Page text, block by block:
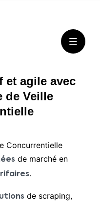
et agile avec
de Veille
Concurrentielle
de marché en
.
de scraping,